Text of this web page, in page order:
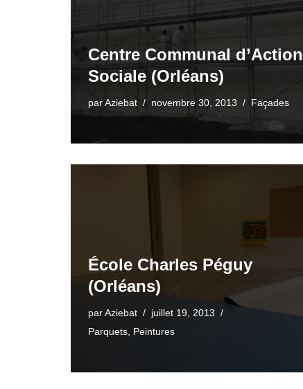
Centre Communal d’Action
Sociale (Orléans)
parAziebat novembre 30, 2013 Façades
École Charles Péguy
(Orléans)
parAziebat
juillet 19, 2013
Parquets Peintures